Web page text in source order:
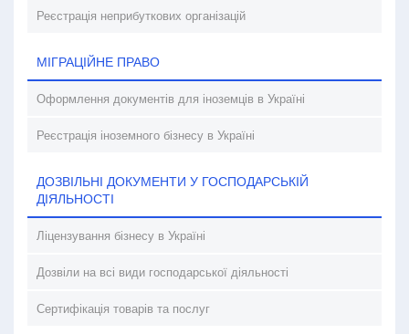
Реєстрація неприбуткових організацій
МІГРАЦІЙНЕ ПРАВО
Оформлення документів для іноземців в Україні
Реєстрація іноземного бізнесу в Україні
ДОЗВІЛЬНІ ДОКУМЕНТИ У ГОСПОДАРСЬКІЙ
ДІЯЛЬНОСТІ
Ліцензування бізнесу в Україні
Дозвіли на всі види господарської діяльності
Сертифікація товарів та послуг